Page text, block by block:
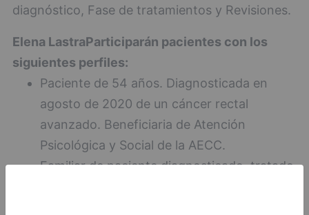
diagnóstico, Fase de tratamientos y Revisiones.
Elena LastraParticiparán pacientes con los
siguientes perfiles:
Paciente de 54 años. Diagnosticada en
agosto de 2020 de un cáncer rectal
avanzado. Beneficiaria de Atención
Psicológica y Social de la AECC.
Familiar de paciente diagnosticado, tratado